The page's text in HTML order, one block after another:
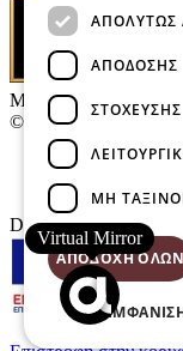
Μαρκάκης Οπτικά
© 2026
Επικοινωνία
E-Volution
Designed & developed
Virtual Mirror
ΑΠΟΛΎΤΩΣ
ΑΠΌΔΟΣΗΣ
ΣΤΌΧΕΥΣΗΣ
ΜΗ
ΑΠΟΔΟΧΉ ΌΛΩΝ